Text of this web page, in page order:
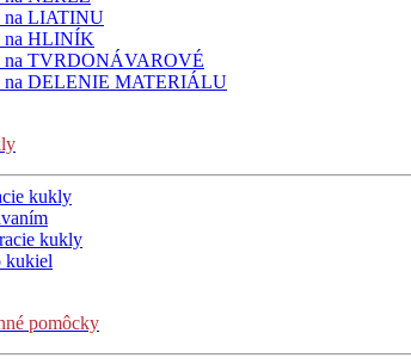
LIATINU
na HLINÍK
na TVRDONÁVAROVÉ
na DELENIE MATERIÁLU
kukly
kukly
kukiel
pomôcky